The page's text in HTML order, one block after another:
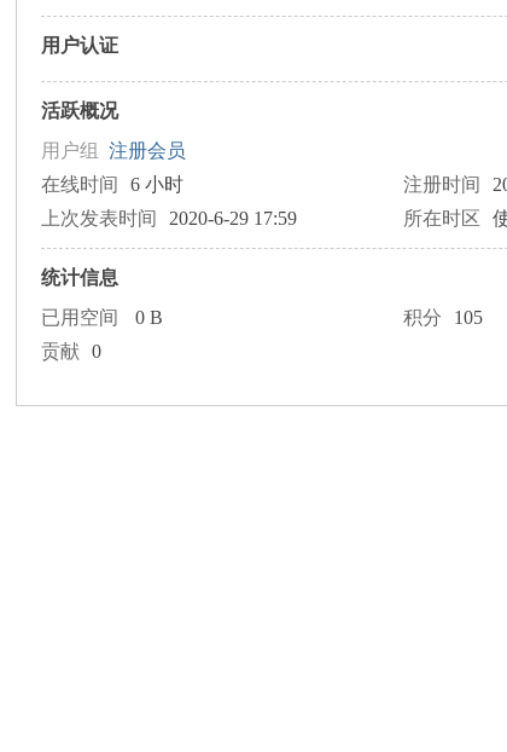
用户认证
活跃概况
用户组注册会员
在线时间
6 小时 注册时间
上次发表时间
2020-6-29 17:59 所在时区
统计信息
已用空间
0 B 积分 105
贡献
0